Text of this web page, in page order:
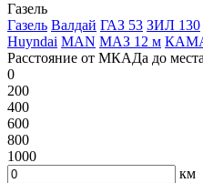
Газель
Газель Валдай ГАЗ 53 ЗИЛ 130
Huyndai MAN МАЗ 12 м
Расстояние от МКАДа до
0
200
400
600
800
1000
км